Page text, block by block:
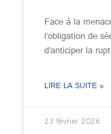
Face à la
l’obligation de
d’anticiper la
LIRE LA SUITE »
23 février 2026